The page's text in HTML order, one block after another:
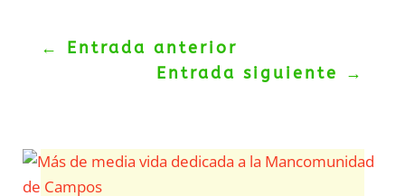
← Entrada anterior
Entrada siguiente
→